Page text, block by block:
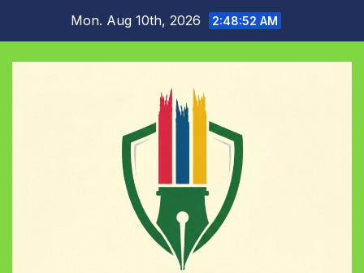
content
Mon. Aug 10th, 2026 2:48:53 AM